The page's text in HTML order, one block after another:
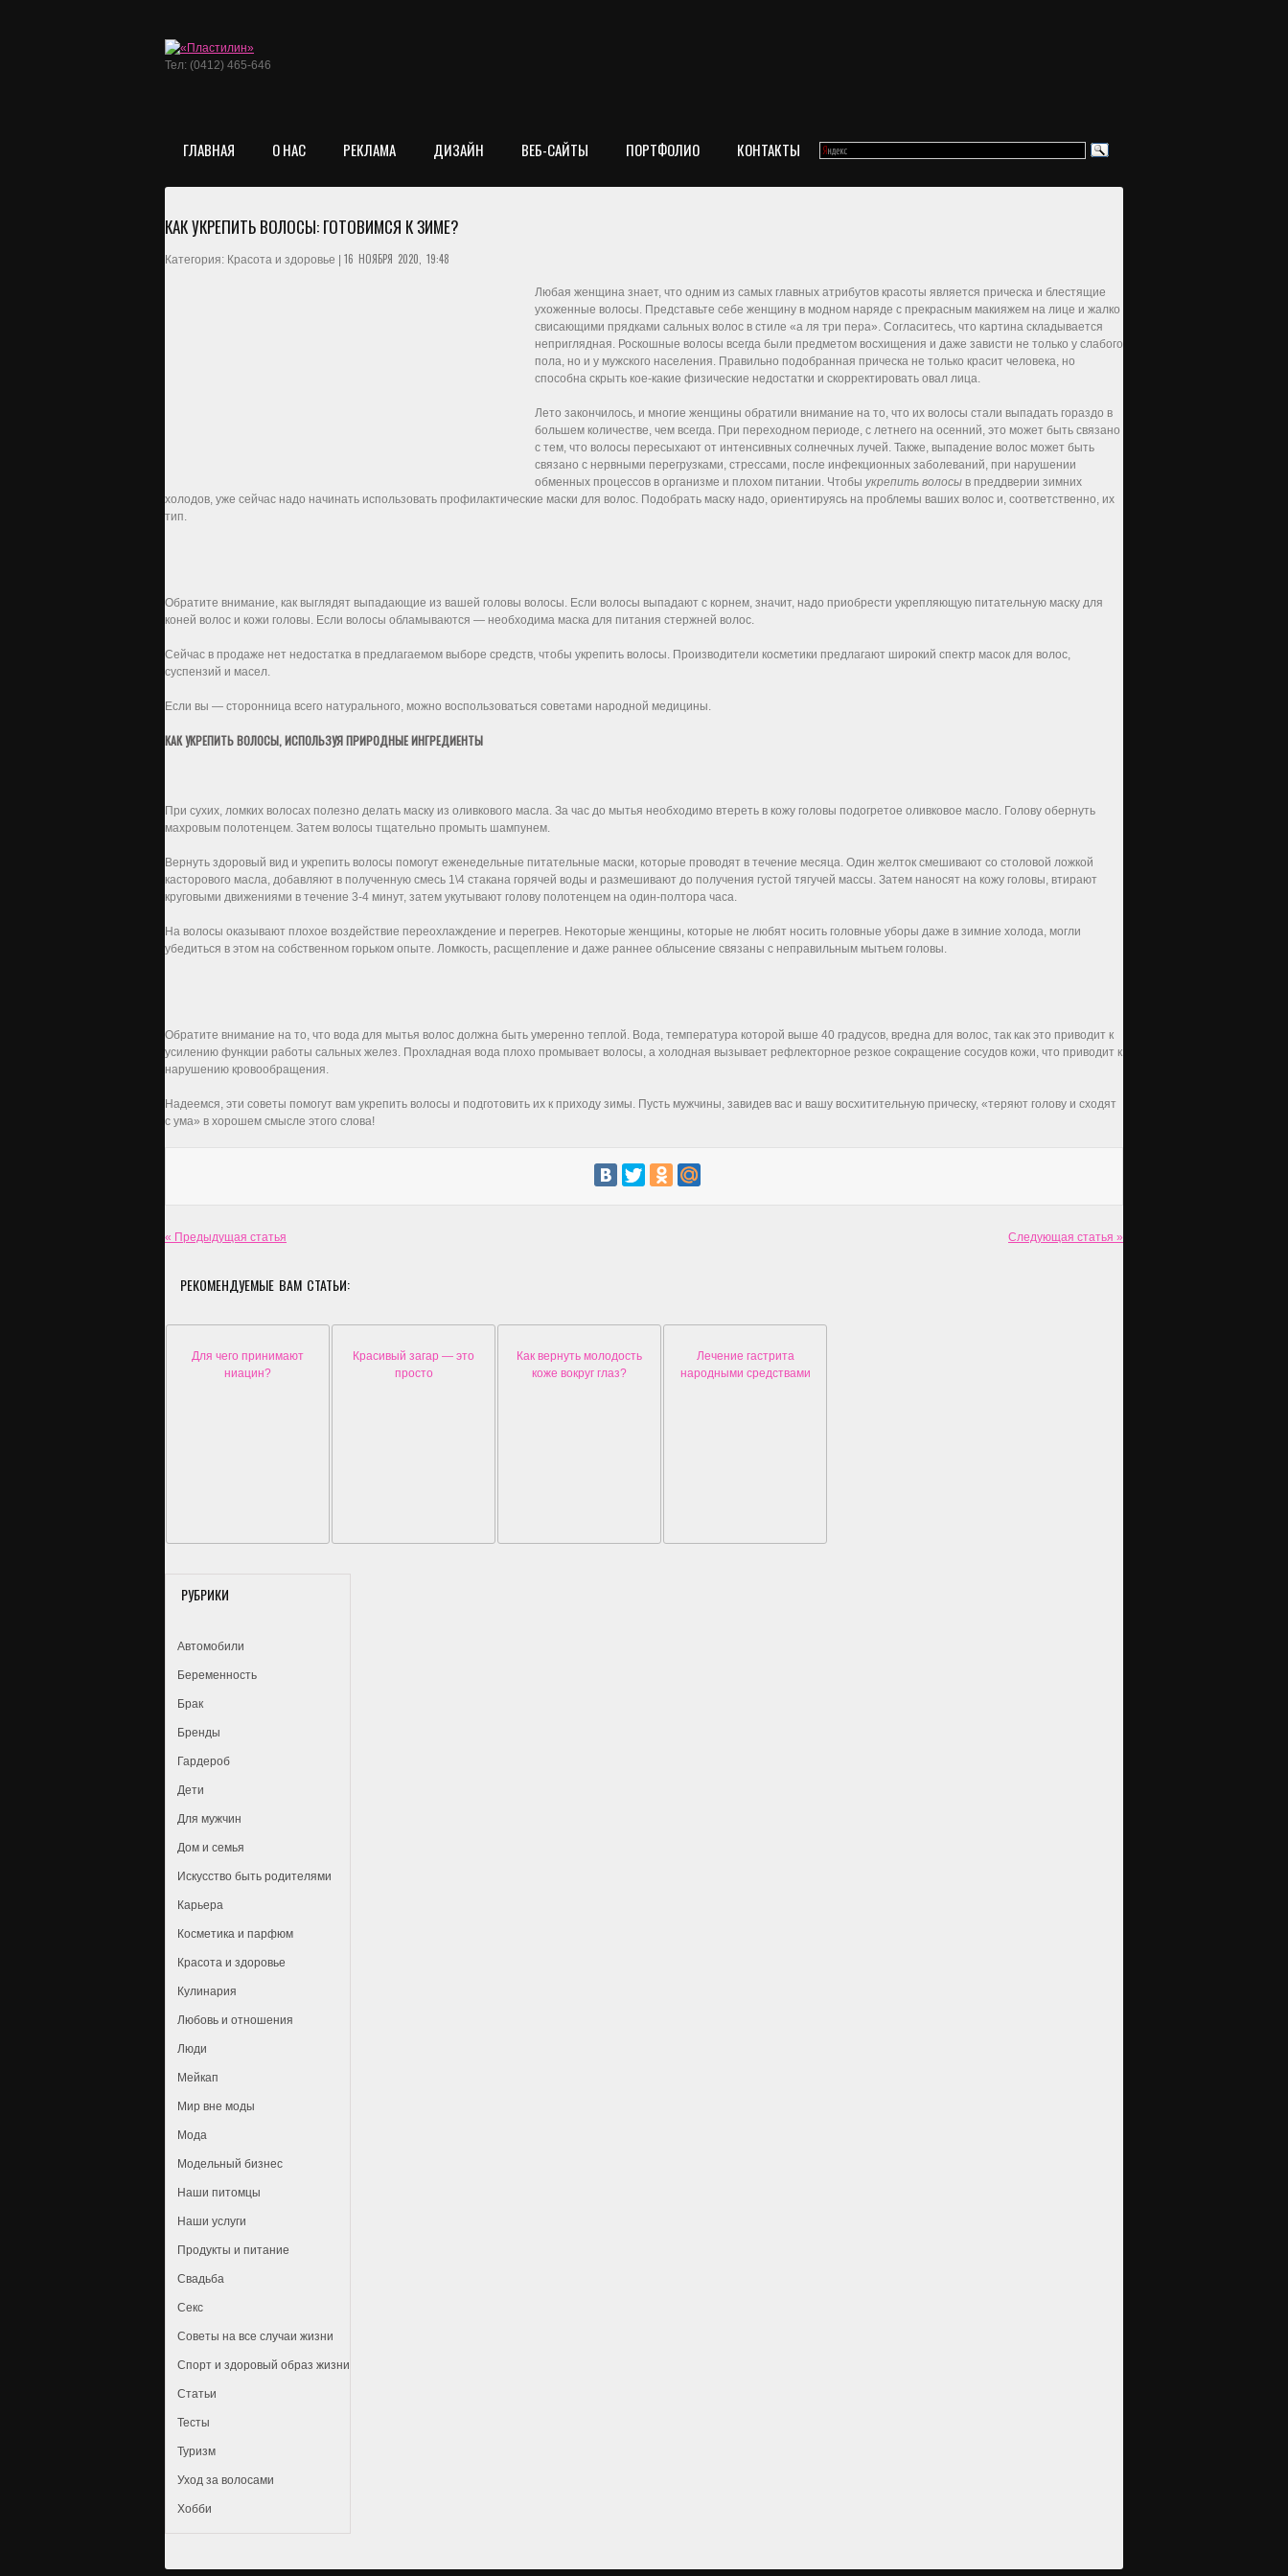
Тел: (0412) 465-646
ГЛАВНАЯ О НАС РЕКЛАМА ДИЗАЙН ВЕБ-САЙТЫ ПОРТФОЛИО КОНТАКТЫ
КАК УКРЕПИТЬ ВОЛОСЫ: ГОТОВИМСЯ К ЗИМЕ?
Категория: Красота и здоровье | 16 НОЯБРЯ 2020, 19:48
Любая женщина знает, что одним из самых главных атрибутов красоты является прическа и блестящие
ухоженные волосы. Представьте себе женщину в модном наряде с прекрасным макияжем на лице и жалко
свисающими прядками сальных волос в стиле «а ля три пера». Согласитесь, что картина складывается
неприглядная. Роскошные волосы всегда были предметом восхищения и даже зависти не только у слабого
пола, но и у мужского населения. Правильно подобранная прическа не только красит человека, но
способна скрыть кое-какие физические недостатки и скорректировать овал лица.
Лето закончилось, и многие женщины обратили внимание на то, что их волосы стали выпадать гораздо в
большем количестве, чем всегда. При переходном периоде, с летнего на осенний, это может быть связано
с тем, что волосы пересыхают от интенсивных солнечных лучей. Также, выпадение волос может быть
связано с нервными перегрузками, стрессами, после инфекционных заболеваний, при нарушении
обменных процессов в организме и плохом питании. Чтобы укрепить волосы в преддверии зимних
холодов, уже сейчас надо начинать использовать профилактические маски для волос. Подобрать маску надо, ориентируясь на проблемы ваших волос и, соответственно, их
тип.
Обратите внимание, как выглядят выпадающие из вашей головы волосы. Если волосы выпадают с корнем, значит, надо приобрести укрепляющую питательную маску для
коней волос и кожи головы. Если волосы обламываются — необходима маска для питания стержней волос.
Сейчас в продаже нет недостатка в предлагаемом выборе средств, чтобы укрепить волосы. Производители косметики предлагают широкий спектр масок для волос,
суспензий и масел.
Если вы — сторонница всего натурального, можно воспользоваться советами народной медицины.
КАК УКРЕПИТЬ ВОЛОСЫ, ИСПОЛЬЗУЯ ПРИРОДНЫЕ ИНГРЕДИЕНТЫ
При сухих, ломких волосах полезно делать маску из оливкового масла. За час до мытья необходимо втереть в кожу головы подогретое оливковое масло. Голову обернуть
махровым полотенцем. Затем волосы тщательно промыть шампунем.
Вернуть здоровый вид и укрепить волосы помогут еженедельные питательные маски, которые проводят в течение месяца. Один желток смешивают со столовой ложкой
касторового масла, добавляют в полученную смесь 1\4 стакана горячей воды и размешивают до получения густой тягучей массы. Затем наносят на кожу головы, втирают
круговыми движениями в течение 3-4 минут, затем укутывают голову полотенцем на один-полтора часа.
На волосы оказывают плохое воздействие переохлаждение и перегрев. Некоторые женщины, которые не любят носить головные уборы даже в зимние холода, могли
убедиться в этом на собственном горьком опыте. Ломкость, расщепление и даже раннее облысение связаны с неправильным мытьем головы.
Обратите внимание на то, что вода для мытья волос должна быть умеренно теплой. Вода, температура которой выше 40 градусов, вредна для волос, так как это приводит к
усилению функции работы сальных желез. Прохладная вода плохо промывает волосы, а холодная вызывает рефлекторное резкое сокращение сосудов кожи, что приводит к
нарушению кровообращения.
Надеемся, эти советы помогут вам укрепить волосы и подготовить их к приходу зимы. Пусть мужчины, завидев вас и вашу восхитительную прическу, «теряют голову и сходят
с ума» в хорошем смысле этого слова!
« Предыдущая статья Следующая статья »
РЕКОМЕНДУЕМЫЕ ВАМ СТАТЬИ:
Для чего принимают
ниацин?
Красивый загар — это
просто
Как вернуть молодость
коже вокруг глаз?
Лечение гастрита
народными средствами
РУБРИКИ
Автомобили
Беременность
Брак
Бренды
Гардероб
Дети
Для мужчин
Дом и семья
Искусство быть родителями
Карьера
Косметика и парфюм
Красота и здоровье
Кулинария
Любовь и отношения
Люди
Мейкап
Мир вне моды
Мода
Модельный бизнес
Наши питомцы
Наши услуги
Продукты и питание
Свадьба
Секс
Советы на все случаи жизни
Спорт и здоровый образ жизни
Статьи
Тесты
Туризм
Уход за волосами
Хобби